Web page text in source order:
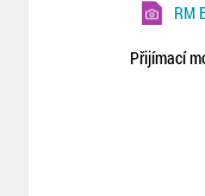
RM
Přijímací